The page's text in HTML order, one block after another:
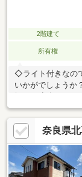
2階建て
所有権
◇ライト付きなの
いかがでしょうか
奈良県